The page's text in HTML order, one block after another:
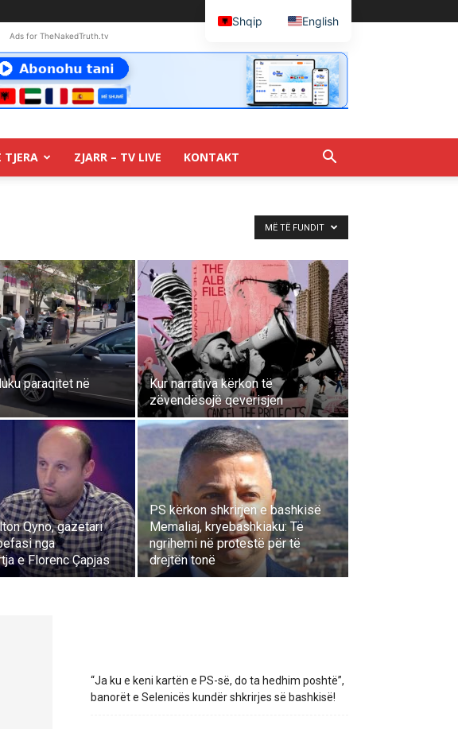
Ads for TheNakedTruth.tv
TJERA ZJARR – TV LIVE KONTAKT
MË TË FUNDIT
paraqitet në
Kur narrativa kërkon të
zëvendësojë qeverisjen
Qyno, gazetari
nga
e Florenc Çapjas
PS kërkon shkrirjen e bashkisë
Memaliaj, kryebashkiaku: Të
ngrihemi në protestë për të
drejtën tonë
“Ja ku e keni kartën e PS-së, do ta hedhim poshtë”,
banorët e Selenicës kundër shkrirjes së bashkisë!
Shqip English